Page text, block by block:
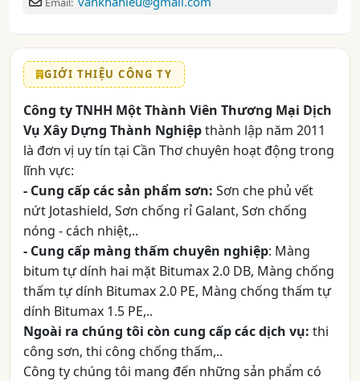
GIỚI THIỆU CÔNG TY
Công ty TNHH Một Thành Viên Thương Mại Dịch
Vụ Xây Dựng Thành Nghiệpthành lập năm 2011
là đơn vị uy tín tại Cần Thơ chuyên hoạt động trong
lĩnh vực:
- Cung cấp các sản phẩm sơn: Sơn che phủ vết
nứt Jotashield, Sơn chống rỉ Galant, Sơn chống
nóng - cách nhiệt,..
- Cung cấp màng thấm chuyên nghiệp: Màng
bitum tự dính hai mặt Bitumax 2.0 DB, Màng chống
thấm tự dính Bitumax 2.0 PE, Màng chống thấm tự
dính Bitumax 1.5 PE,..
Ngoài ra chúng tôi còn cung cấp các dịch vụ: thi
công sơn, thi công chống thấm,..
Công ty chúng tôi mang đến những sản phẩm có